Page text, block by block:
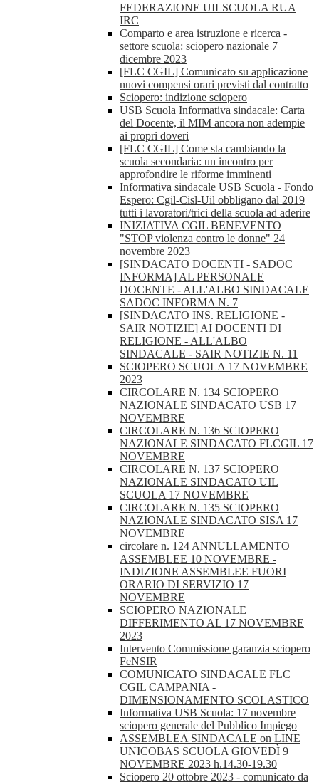
FEDERAZIONE UILSCUOLA RUA
IRC
Comparto e area istruzione e ricerca -
settore scuola: sciopero nazionale 7
dicembre 2023
[FLC CGIL] Comunicato su applicazione
nuovi compensi orari previsti dal contratto
Sciopero: indizione sciopero
USB Scuola Informativa sindacale: Carta
del Docente, il MIM ancora non adempie
ai propri doveri
[FLC CGIL] Come sta cambiando la
scuola secondaria: un incontro per
approfondire le riforme imminenti
Informativa sindacale USB Scuola - Fondo
Espero: Cgil-Cisl-Uil obbligano dal 2019
tutti i lavoratori/trici della scuola ad aderire
INIZIATIVA CGIL BENEVENTO
"STOP violenza contro le donne" 24
novembre 2023
[SINDACATO DOCENTI - SADOC
INFORMA] AL PERSONALE
DOCENTE - ALL'ALBO SINDACALE
SADOC INFORMA N. 7
[SINDACATO INS. RELIGIONE -
SAIR NOTIZIE] AI DOCENTI DI
RELIGIONE - ALL'ALBO
SINDACALE - SAIR NOTIZIE N. 11
SCIOPERO SCUOLA 17 NOVEMBRE
2023
CIRCOLARE N. 134 SCIOPERO
NAZIONALE SINDACATO USB 17
NOVEMBRE
CIRCOLARE N. 136 SCIOPERO
NAZIONALE SINDACATO FLCGIL 17
NOVEMBRE
CIRCOLARE N. 137 SCIOPERO
NAZIONALE SINDACATO UIL
SCUOLA 17 NOVEMBRE
CIRCOLARE N. 135 SCIOPERO
NAZIONALE SINDACATO SISA 17
NOVEMBRE
circolare n. 124 ANNULLAMENTO
ASSEMBLEE 10 NOVEMBRE -
INDIZIONE ASSEMBLEE FUORI
ORARIO DI SERVIZIO 17
NOVEMBRE
SCIOPERO NAZIONALE
DIFFERIMENTO AL 17 NOVEMBRE
2023
Intervento Commissione garanzia sciopero
FeNSIR
COMUNICATO SINDACALE FLC
CGIL CAMPANIA -
DIMENSIONAMENTO SCOLASTICO
Informativa USB Scuola: 17 novembre
sciopero generale del Pubblico Impiego
ASSEMBLEA SINDACALE on LINE
UNICOBAS SCUOLA GIOVEDÌ 9
NOVEMBRE 2023 h.14.30-19.30
Sciopero 20 ottobre 2023 - comunicato da